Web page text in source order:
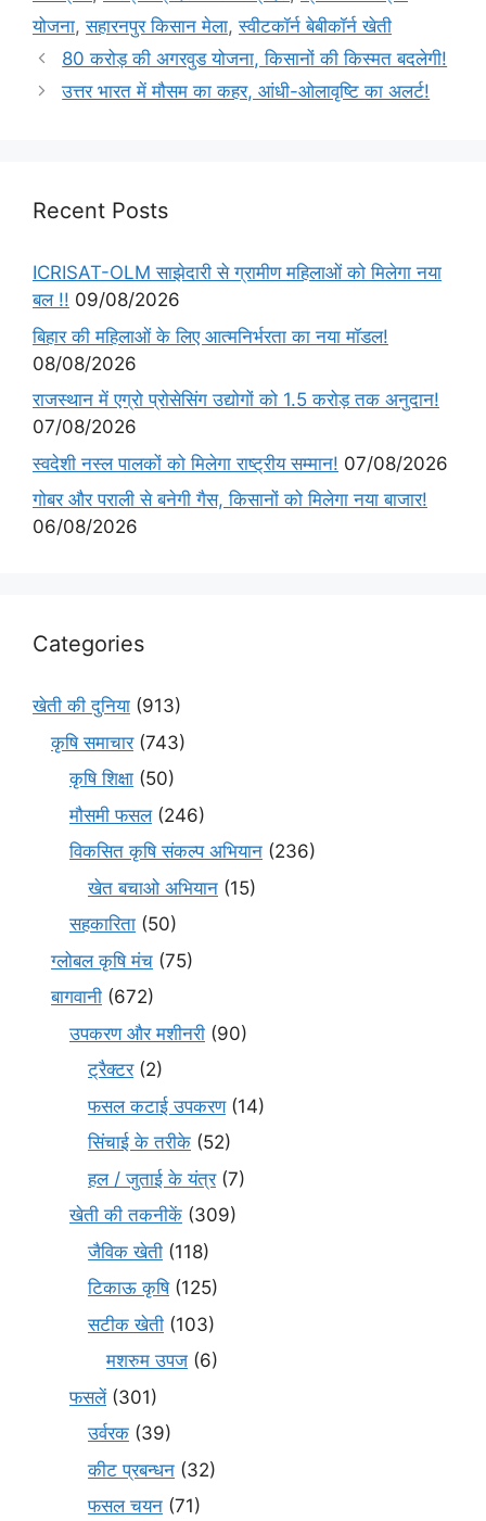
योजना,सहारनपुर किसान मेला,स्वीटकॉर्न बेबीकॉर्न खेती
80 करोड़ की अगरवुड योजना, किसानों की किस्मत बदलेगी!
उत्तर भारत में मौसम का कहर, आंधी-ओलावृष्टि का अलर्ट!
Recent Posts
ICRISAT-OLM साझेदारी से ग्रामीण महिलाओं को मिलेगा नया
बल !! 09/08/2026
बिहार की महिलाओं के लिए आत्मनिर्भरता का नया मॉडल!
08/08/2026
राजस्थान में एग्रो प्रोसेसिंग उद्योगों को 1.5 करोड़ तक अनुदान!
07/08/2026
स्वदेशी नस्ल पालकों को मिलेगा राष्ट्रीय सम्मान! 07/08/2026
गोबर और पराली से बनेगी गैस, किसानों को मिलेगा नया बाजार!
06/08/2026
Categories
खेती की दुनिया (913)
कृषि समाचार(743)
कृषि शिक्षा (50)
मौसमी फसल(246)
विकसित कृषि संकल्प अभियान (236)
खेत बचाओ अभियान (15)
सहकारिता (50)
ग्लोबल कृषि मंच (75)
बागवानी (672)
उपकरण और मशीनरी (90)
ट्रैक्टर(2)
फसल कटाई उपकरण(14)
सिंचाई के तरीके (52)
हल / जुताई के यंत्र(7)
खेती की तकनीकें (309)
जैविक खेती (118)
टिकाऊ कृषि(125)
सटीक खेती (103)
मशरुम उपज (6)
फसलें(301)
उर्वरक (39)
कीट प्रबन्धन (32)
फसल चयन (71)